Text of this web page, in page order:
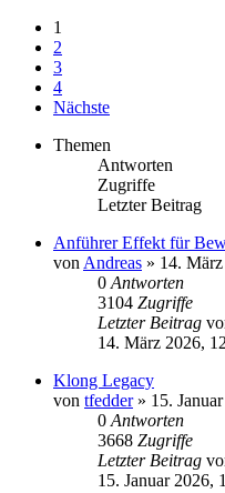
1
2
3
4
Nächste
Themen
Antworten
Zugriffe
Letzter Beitrag
Anführer Effekt für
von Andreas » 14.
0 Antworten
3104 Zugriffe
Letzter Beitrag
14. März 2026,
Klong Legacy
von tfedder» 15.
0 Antworten
3668 Zugriffe
Letzter Beitrag
15. Januar 2026,